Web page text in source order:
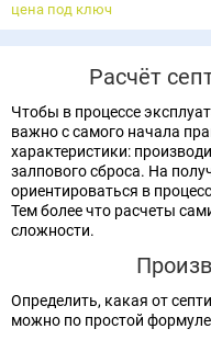
цена под ключ
Расчёт
Чтобы в процессе
важно с самого начала
характеристики:
залпового сброса. На
ориентироваться в
Тем более что расчеты
сложности.
Определить, какая от
можно по простой